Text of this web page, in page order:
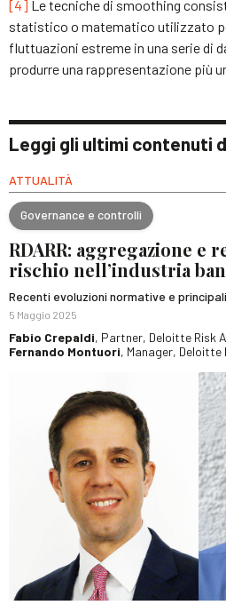
[4] Le tecniche di smoothing
statistico o matematico utilizzato
fluttuazioni estreme in una serie di
produrre una rappresentazione più
Leggi gli ultimi contenuti
ATTUALITÀ
Governance e controlli
RDARR: aggregazione e
rischio nell’industria
Recenti evoluzioni normative e
5 Maggio 2025
Fabio Crepaldi, Partner, Deloitte Risk
Fernando Montuori, Manager, Deloitte